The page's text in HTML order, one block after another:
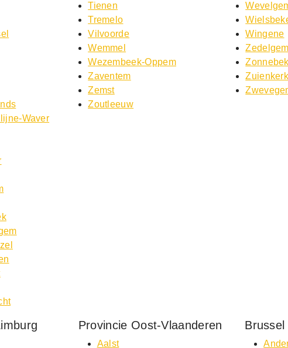
Waver
Tienen
Tremelo
Vilvoorde
Wemmel
Wezembeek-Oppem
Zaventem
Zemst
Zoutleeuw
Wingene
Zedelgem
Provincie Oost-Vlaanderen
Aalst
Brussel